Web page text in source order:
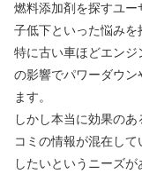
燃料添加剤を探すユー
子低下といった悩みを
特に古い車ほどエン
の影響でパワーダウン
ます。
しかし本当に効果の
コミの情報が混在し
したいというニーズが